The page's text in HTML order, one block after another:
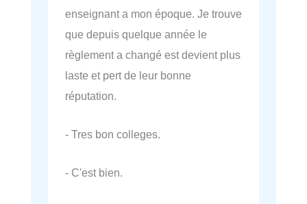
enseignant a mon époque. Je trouve
que depuis quelque année le
règlement a changé est devient plus
laste et pert de leur bonne
réputation.
- Tres bon colleges.
- C'est bien.